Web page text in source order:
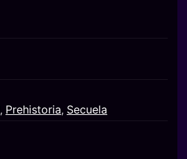
, Prehistoria, Secuela